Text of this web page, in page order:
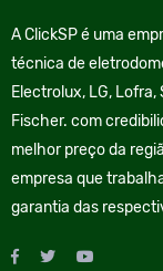
A ClickSP é uma
técnica de
Electrolux, LG,
Fischer. com
melhor preço da
empresa que
garantia das